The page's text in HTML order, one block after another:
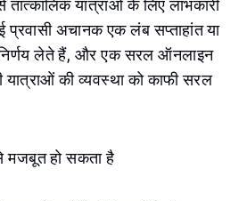
यात्राओं के लिए लाभकारी
अचानक एक लंब सप्ताहांत या
निर्णय लेते हैं, और एक सरल ऑनलाइन
यात्राओं की व्यवस्था को काफी सरल
मजबूत हो सकता है